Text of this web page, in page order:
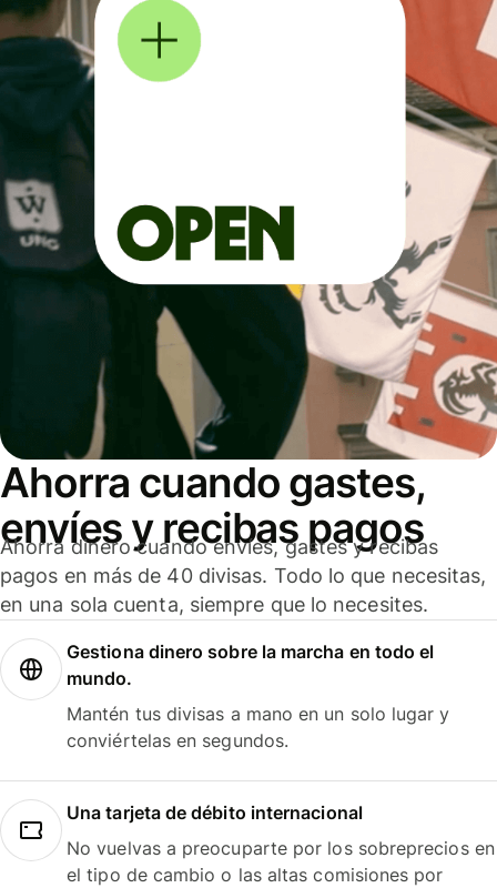
Ahorra cuando gastes,
envíes y recibas pagos
Ahorra dinero cuando envíes, gastes y recibas
pagos en más de 40 divisas. Todo lo que necesitas,
en una sola cuenta, siempre que lo necesites.
Gestiona dinero sobre la marcha en todo el
mundo.
Mantén tus divisas a mano en un solo lugar y
conviértelas en segundos.
Una tarjeta de débito internacional
No vuelvas a preocuparte por los sobreprecios en
el tipo de cambio o las altas comisiones por